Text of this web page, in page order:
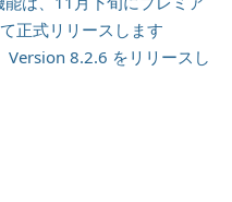
正式リリースします
Version 8.2.6 をリリースし